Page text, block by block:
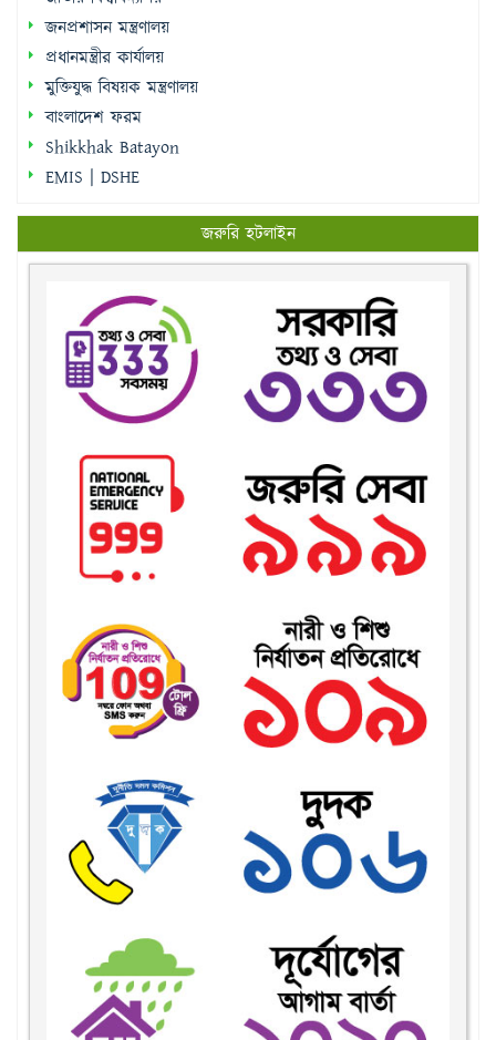
জনপ্রশাসন মন্ত্রণালয়
প্রধানমন্ত্রীর কার্যালয়
মুক্তিযুদ্ধ বিষয়ক মন্ত্রণালয়
বাংলাদেশ ফরম
Shikkhak Batayon
EMIS | DSHE
জরুরি হটলাইন